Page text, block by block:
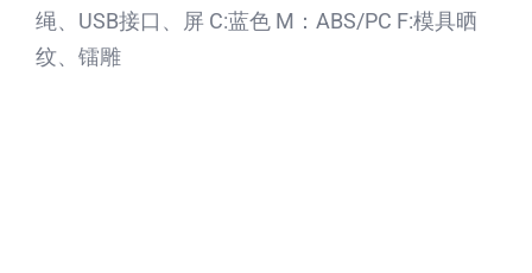
绳、USB接口、屏 C:蓝色 M：ABS/PC F:模具晒
纹、镭雕